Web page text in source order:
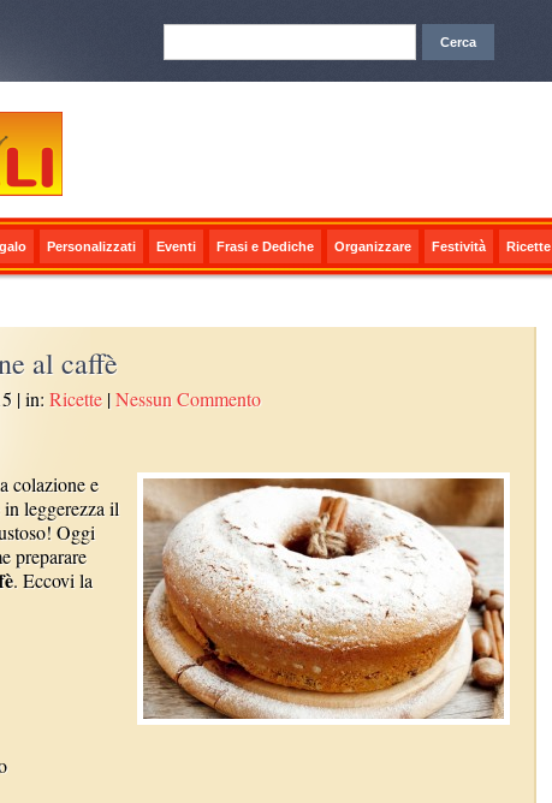
Personalizzati Eventi Frasi e Dediche Organizzare Festività Ricette
al caffè
| in:Ricette |Nessun Commento
colazione e
leggerezza il
Oggi
preparare
. Eccovi la